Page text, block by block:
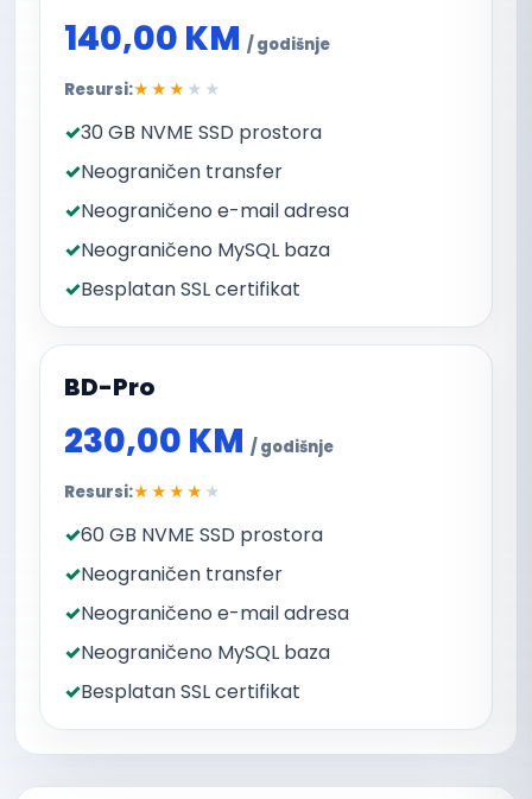
140,00 KM / godišnje
Resursi:★★★ ★★
30 GB NVME SSD prostora
Neograničen transfer
Neograničeno e-mail adresa
Neograničeno MySQL baza
Besplatan SSL certifikat
BD-Pro
230,00 KM / godišnje
Resursi:★★★★ ★
60 GB NVME SSD prostora
Neograničen transfer
Neograničeno e-mail adresa
Neograničeno MySQL baza
Besplatan SSL certifikat